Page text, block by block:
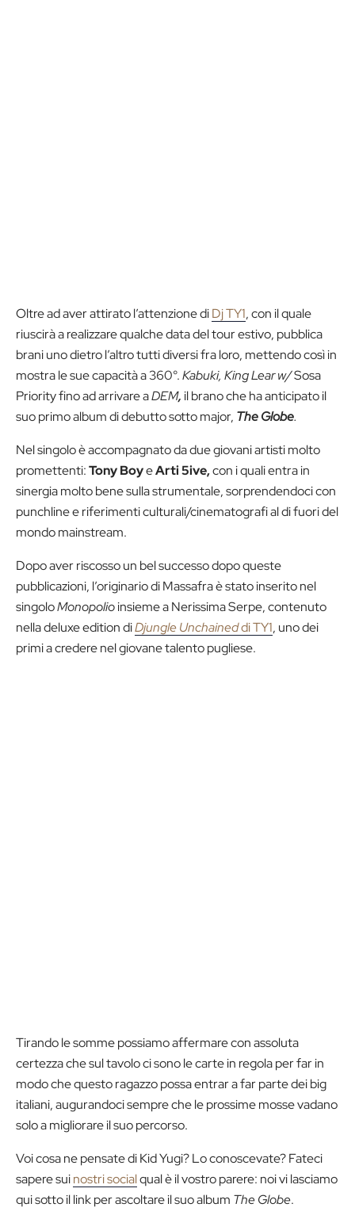
Oltre ad aver attirato l’attenzione diDj TY1, con il quale
riuscirà a realizzare qualche data del tour estivo, pubblica
brani uno dietro l’altro tutti diversi fra loro, mettendo così in
mostra le sue capacità a 360°.Kabuki, King Lear w/Sosa
Priority fino ad arrivare aDEM, il brano che ha anticipato il
suo primo album di debutto sotto major, The Globe.
Nel singolo è accompagnato da due giovani artisti molto
promettenti:Tony BoyeArti 5ive,con i quali entra in
sinergia molto bene sulla strumentale, sorprendendoci con
punchline e riferimenti culturali/cinematografi al di fuori del
mondo mainstream.
Dopo aver riscosso un bel successo dopo queste
pubblicazioni, l’originario di Massafra è stato inserito nel
singoloMonopolioinsieme a Nerissima Serpe, contenuto
nella deluxe edition diDjungle Unchaineddi TY1, uno dei
primi a credere nel giovane talento pugliese.
Tirando le somme possiamo affermare con assoluta
certezza che sul tavolo ci sono le carte in regola per far in
modo che questo ragazzo possa entrar a far parte dei big
italiani, augurandoci sempre che le prossime mosse vadano
solo a migliorare il suo percorso.
Voi cosa ne pensate di Kid Yugi? Lo conoscevate? Fateci
sapere suinostri socialqual è il vostro parere: noi vi lasciamo
qui sotto il link per ascoltare il suo album The Globe.